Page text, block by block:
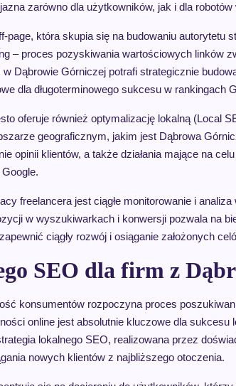
zarówno dla użytkowników, jak i dla
page, która skupia się na budowaniu autorytetu
– proces pozyskiwania wartościowych linków
Dąbrowie Górniczej potrafi strategicznie
dla długoterminowego sukcesu w rankingach
oferuje również optymalizację lokalną (Local
geograficznym, jakim jest Dąbrowa
opinii klientów, a także działania mające na
freelancera jest ciągłe monitorowanie i
w wyszukiwarkach i konwersji pozwala na
ciągły rozwój i osiąganie założonych
SEO dla firm z
konsumentów rozpoczyna proces
online jest absolutnie kluczowe dla sukcesu
lokalnego SEO, realizowana przez
nowych klientów z najbliższego otoczenia.